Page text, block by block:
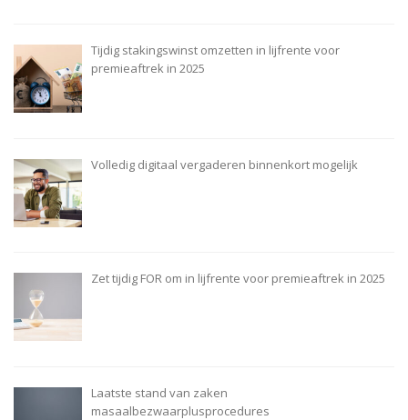
Tijdig stakingswinst omzetten in lijfrente voor
premieaftrek in 2025
Volledig digitaal vergaderen binnenkort mogelijk
Zet tijdig FOR om in lijfrente voor premieaftrek in 2025
Laatste stand van zaken
masaalbezwaarplusprocedures